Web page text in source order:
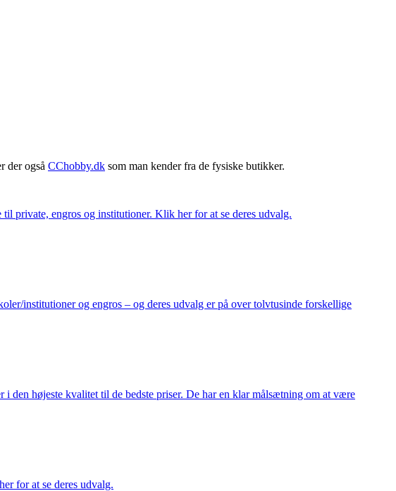
der også CChobby.dk som man kender fra de fysiske butikker.
private, engros og institutioner. Klik her for at se deres udvalg.
institutioner og engros – og deres udvalg er på over tolvtusinde forskellige
den højeste kvalitet til de bedste priser. De har en klar målsætning om at være
for at se deres udvalg.